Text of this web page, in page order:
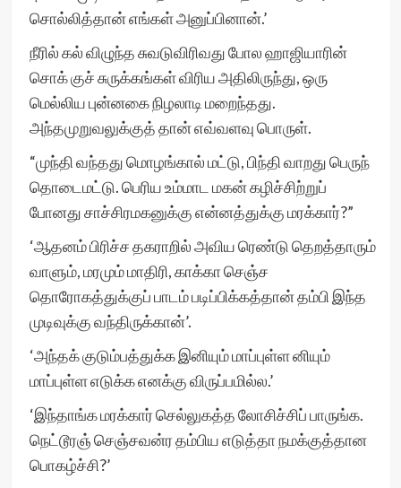
சொல்லித்தான் எங்கள் அனுப்பினான்.’
நீரில் கல் விழுந்த சுவடுவிரிவது போல ஹாஜியாரின்
சொக் குச் சுருக்கங்கள் விரிய அதிலிருந்து, ஒரு
மெல்லிய புன்னகை நிழலாடி மறைந்தது.
அந்தமுறுவலுக்குத் தான் எவ்வளவு பொருள்.
“முந்தி வந்தது மொழங்கால் மட்டு, பிந்தி வாறது பெருந்
தொடைமட்டு. பெரிய உம்மாட மகன் கழிச்சிற்றுப்
போனது சாச்சிரமகனுக்கு என்னத்துக்கு மரக்கார்?”
‘ஆதனம் பிரிச்ச தகராறில் அவிய ரெண்டு தெறத்தாரும்
வாளும், மரமும் மாதிரி, காக்கா செஞ்ச
தொரோகத்துக்குப் பாடம் படிப்பிக்கத்தான் தம்பி இந்த
முடிவுக்கு வந்திருக்கான்’.
‘அந்தக் குடும்பத்துக்க இனியும் மாப்புள்ள னியும்
மாப்புள்ள எடுக்க எனக்கு விருப்பமில்ல.’
‘இந்தாங்க மரக்கார் செல்லுகத்த லோசிச்சிப் பாருங்க.
நெட்டூரஞ் செஞ்சவன்ர தம்பிய எடுத்தா நமக்குத்தான
பொகழ்ச்சி?’